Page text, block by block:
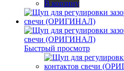
В корзину
Быстрый просмотр